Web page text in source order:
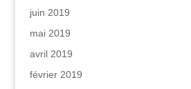
juin 2019
mai 2019
avril 2019
février 2019